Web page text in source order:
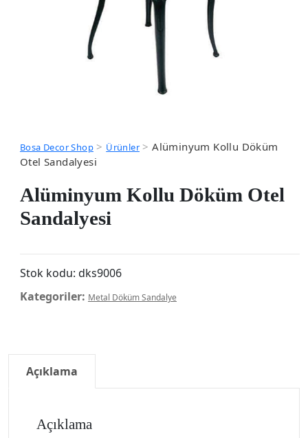
Bosa Decor Shop> Ürünler>Alüminyum Kollu Döküm
Otel Sandalyesi
Alüminyum Kollu Döküm Otel
Sandalyesi
Stok kodu: dks9006
Kategoriler: Metal Döküm Sandalye
Açıklama
Açıklama